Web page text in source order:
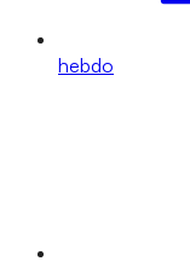
hebdo